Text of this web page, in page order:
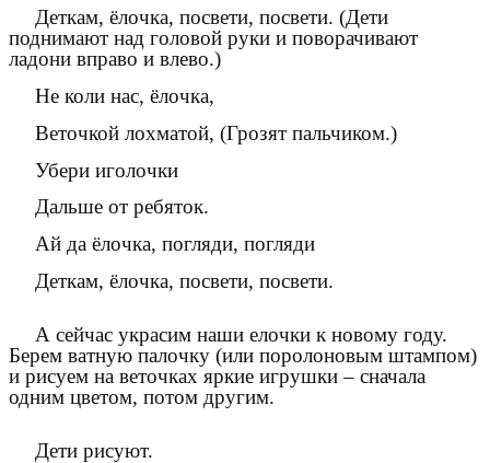
Деткам, ёлочка, посвети, посвети. (Дети
поднимают над головой руки и поворачивают
ладони вправо и влево.)
Не коли нас, ёлочка,
Веточкой лохматой, (Грозят пальчиком.)
Убери иголочки
Дальше от ребяток.
Ай да ёлочка, погляди, погляди
Деткам, ёлочка, посвети, посвети.
А сейчас украсим наши елочки к новому году.
Берем ватную палочку (или поролоновым штампом)
и рисуем на веточках яркие игрушки – сначала
одним цветом, потом другим.
Дети рисуют.